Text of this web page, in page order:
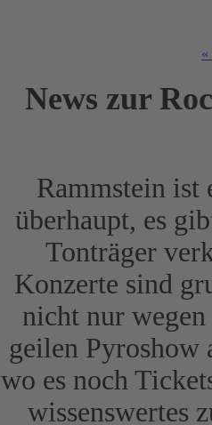
«
News zur
Rammstein ist
überhaupt, es
Tonträger
Konzerte sind
nicht nur
geilen Pyroshow
wo es noch
wissenswertes